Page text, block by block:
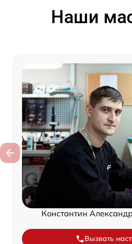
Наши
Константин
Вызвать